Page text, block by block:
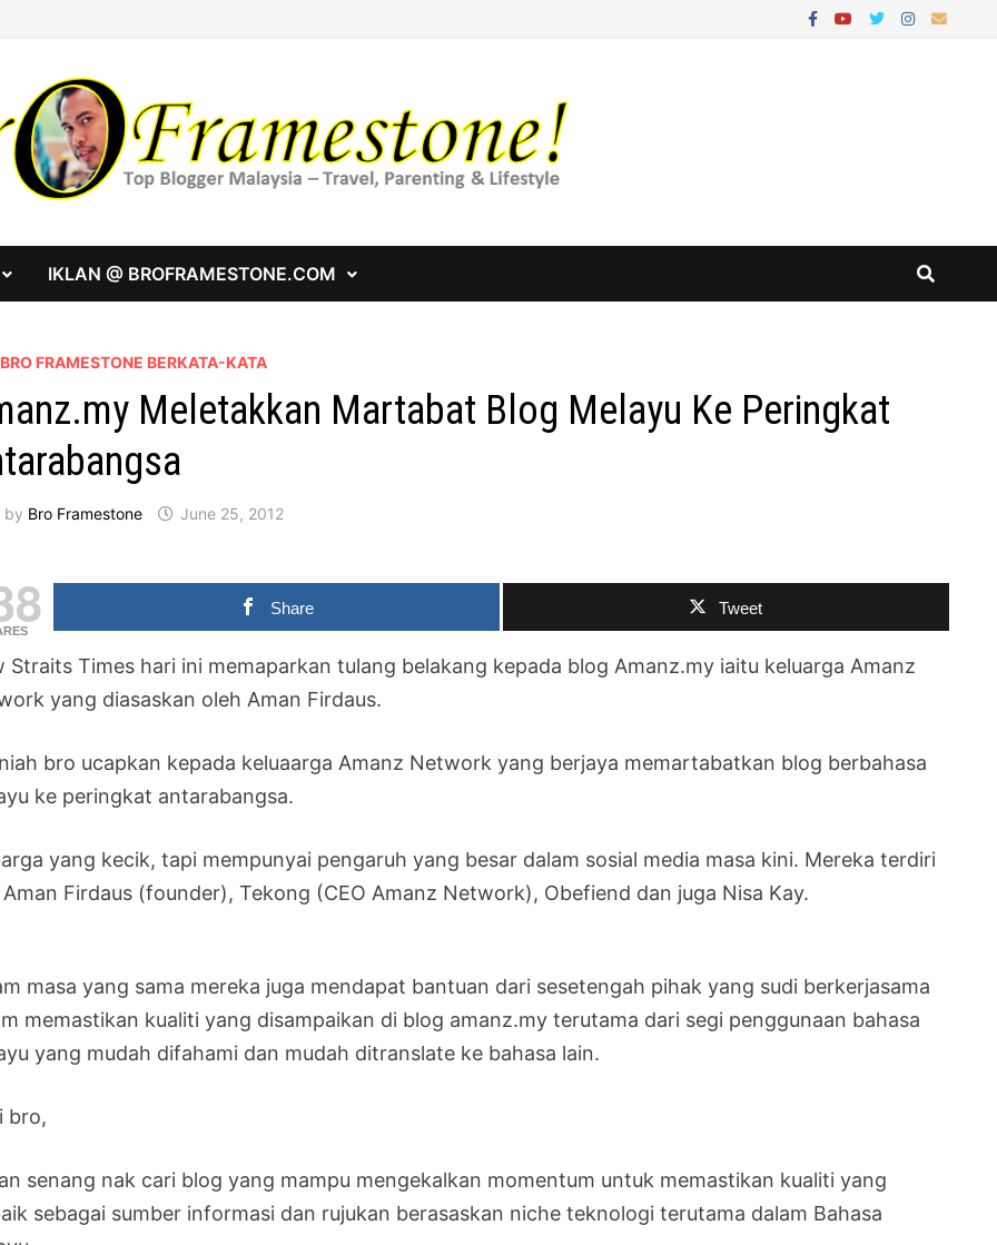
IKLAN @ BROFRAMESTONE.COM
FRAMESTONE BERKATA-KATA
Meletakkan Martabat Blog Melayu Ke Peringkat
by Bro Framestone June 25, 2012
Share Tweet
Straits Times hari ini memaparkan tulang belakang kepada blog Amanz.my iaitu keluarga Amanz
yang diasaskan oleh Aman Firdaus.
bro ucapkan kepada keluaarga Amanz Network yang berjaya memartabatkan blog berbahasa
ke peringkat antarabangsa.
yang kecik, tapi mempunyai pengaruh yang besar dalam sosial media masa kini. Mereka terdiri
Firdaus (founder), Tekong (CEO Amanz Network), Obefiend dan juga Nisa Kay.
masa yang sama mereka juga mendapat bantuan dari sesetengah pihak yang sudi berkerjasama
memastikan kualiti yang disampaikan di blog amanz.my terutama dari segi penggunaan bahasa
yang mudah difahami dan mudah ditranslate ke bahasa lain.
bro,
senang nak cari blog yang mampu mengekalkan momentum untuk memastikan kualiti yang
sebagai sumber informasi dan rujukan berasaskan niche teknologi terutama dalam Bahasa